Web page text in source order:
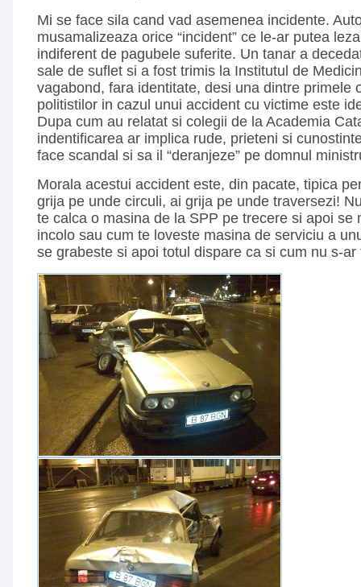
Mi se face sila cand vad asemenea incidente.
musamalizeaza orice “incident” ce le-ar putea
indiferent de pagubele suferite. Un tanar a
sale de suflet si a fost trimis la Institutul de
vagabond, fara identitate, desi una dintre primele
politistilor in cazul unui accident cu victime este
Dupa cum au relatat si colegii de la Academia
indentificarea ar implica rude, prieteni si
face scandal si sa il “deranjeze” pe domnul
Morala acestui accident este, din pacate, tipica
grija pe unde circuli, ai grija pe unde traversezi!
te calca o masina de la SPP pe trecere si apoi se
incolo sau cum te loveste masina de serviciu a
se grabeste si apoi totul dispare ca si cum nu s-ar